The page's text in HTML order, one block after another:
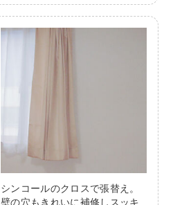
シンコールのクロスで張替え。
壁の穴もきれいに補修しスッキ